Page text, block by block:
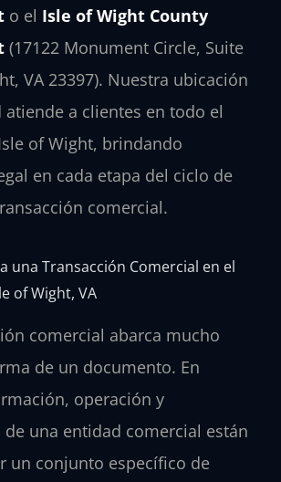
o el Isle of Wight County
(17122 Monument Circle, Suite
VA 23397). Nuestra ubicación
atiende a clientes en todo el
of Wight, brindando
en cada etapa del ciclo de
comercial.
una Transacción Comercial en el
of Wight, VA
comercial abarca mucho
de un documento. En
operación y
una entidad comercial están
un conjunto específico de